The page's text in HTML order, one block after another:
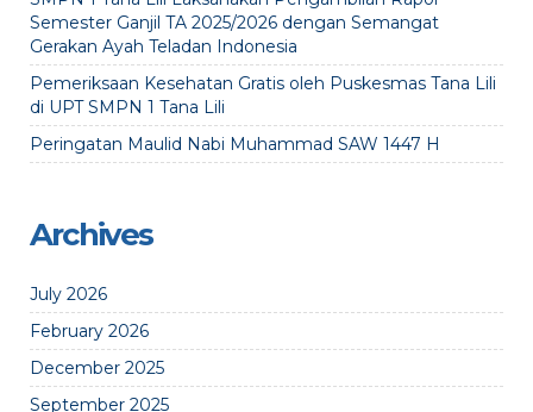
Semester Ganjil TA 2025/2026 dengan Semangat
Gerakan Ayah Teladan Indonesia
Pemeriksaan Kesehatan Gratis oleh Puskesmas Tana Lili
di UPT SMPN 1 Tana Lili
Peringatan Maulid Nabi Muhammad SAW 1447 H
Archives
July 2026
February 2026
December 2025
September 2025